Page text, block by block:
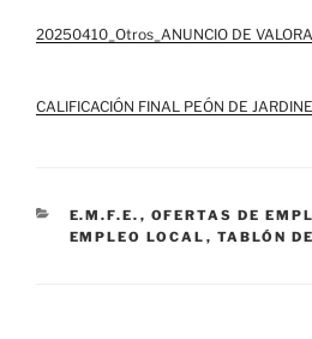
20250410_Otros_ANUNCIO DE
CALIFICACIÓN FINAL PEÓN DE
CATEGORÍAS
E.M.F.E. , OFERTAS DE
EMPLEO LOCAL , TABLÓN